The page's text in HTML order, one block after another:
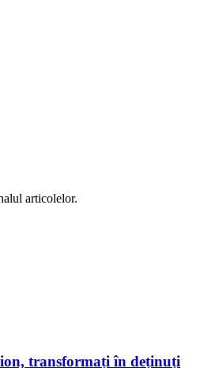
articolelor.
transformați în deținuți